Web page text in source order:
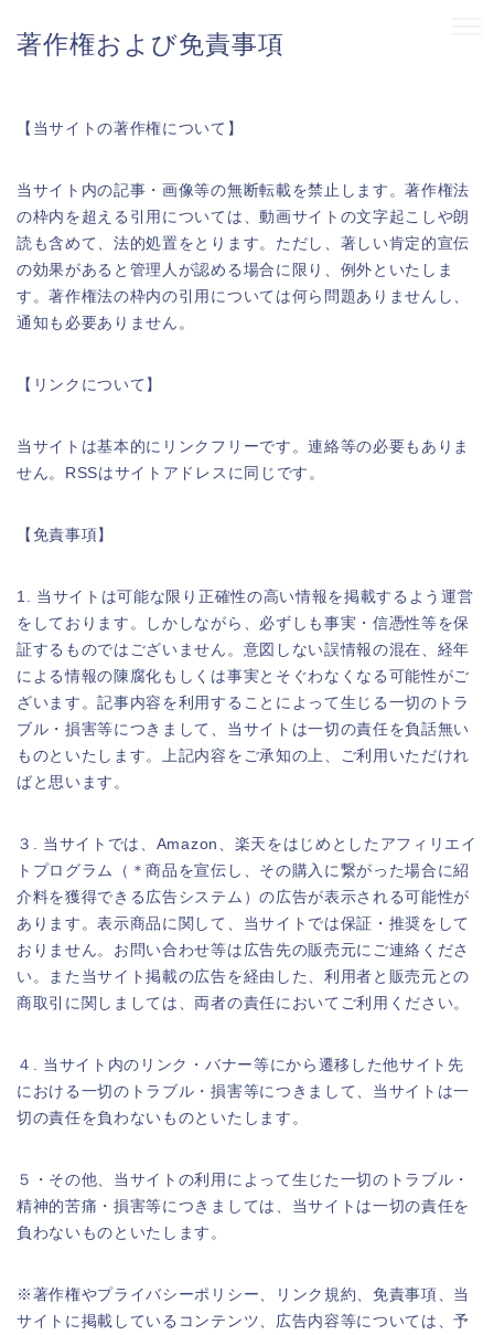
著作権および免責事項
【当サイトの著作権について】
当サイト内の記事・画像等の無断転載を禁止します。著作権法
の枠内を超える引用については、動画サイトの文字起こしや朗
読も含めて、法的処置をとります。ただし、著しい肯定的宣伝
の効果があると管理人が認める場合に限り、例外といたしま
す。著作権法の枠内の引用については何ら問題ありませんし、
通知も必要ありません。
【リンクについて】
当サイトは基本的にリンクフリーです。連絡等の必要もありま
せん。RSSはサイトアドレスに同じです。
【免責事項】
1. 当サイトは可能な限り正確性の高い情報を掲載するよう運営
をしております。しかしながら、必ずしも事実・信憑性等を保
証するものではございません。意図しない誤情報の混在、経年
による情報の陳腐化もしくは事実とそぐわなくなる可能性がご
ざいます。記事内容を利用することによって生じる一切のトラ
ブル・損害等につきまして、当サイトは一切の責任を負話無い
ものといたします。上記内容をご承知の上、ご利用いただけれ
ばと思います。
３. 当サイトでは、Amazon、楽天をはじめとしたアフィリエイ
トプログラム（＊商品を宣伝し、その購入に繋がった場合に紹
介料を獲得できる広告システム）の広告が表示される可能性が
あります。表示商品に関して、当サイトでは保証・推奨をして
おりません。お問い合わせ等は広告先の販売元にご連絡くださ
い。また当サイト掲載の広告を経由した、利用者と販売元との
商取引に関しましては、両者の責任においてご利用ください。
４. 当サイト内のリンク・バナー等にから遷移した他サイト先
における一切のトラブル・損害等につきまして、当サイトは一
切の責任を負わないものといたします。
５・その他、当サイトの利用によって生じた一切のトラブル・
精神的苦痛・損害等につきましては、当サイトは一切の責任を
負わないものといたします。
※著作権やプライバシーポリシー、リンク規約、免責事項、当
サイトに掲載しているコンテンツ、広告内容等については、予